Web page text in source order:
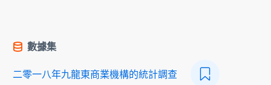
數據集
二零一八年九龍東商業機構的統計調查